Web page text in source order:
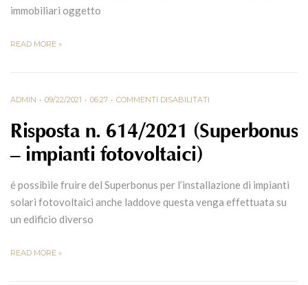
immobiliari oggetto
READ MORE »
ADMIN 09/22/2021 06:27 COMMENTI DISABILITATI
Risposta n. 614/2021 (Superbonus
– impianti fotovoltaici)
é possibile fruire del Superbonus per l’installazione di impianti
solari fotovoltaici anche laddove questa venga effettuata su
un edificio diverso
READ MORE »